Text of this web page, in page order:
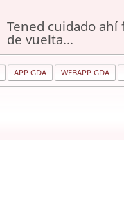
Tened cuidado
de vuelta...
APP GDA WEBAPP GDA